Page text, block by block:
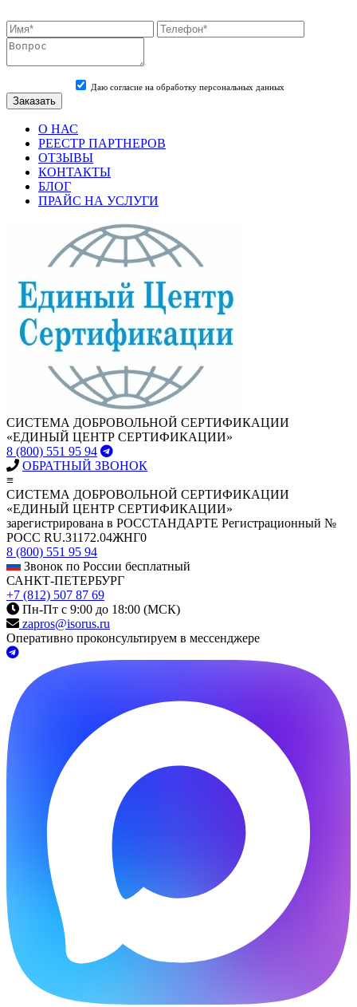
Даю согласие на обработку персональных данных
О НАС
РЕЕСТР ПАРТНЕРОВ
ОТЗЫВЫ
КОНТАКТЫ
БЛОГ
ПРАЙС НА УСЛУГИ
СИСТЕМА ДОБРОВОЛЬНОЙ СЕРТИФИКАЦИИ
«ЕДИНЫЙ ЦЕНТР СЕРТИФИКАЦИИ»
8 (800) 551 95 94
ОБРАТНЫЙ ЗВОНОК
≡
СИСТЕМА ДОБРОВОЛЬНОЙ СЕРТИФИКАЦИИ
«ЕДИНЫЙ ЦЕНТР СЕРТИФИКАЦИИ»
зарегистрирована в РОССТАНДАРТЕ Регистрационный №
РОСС RU.З1172.04ЖНГ0
8 (800) 551 95 94
Звонок по России бесплатный
САНКТ-ПЕТЕРБУРГ
+7 (812) 507 87 69
Пн-Пт с 9:00 до 18:00 (МСК)
zapros@isorus.ru
Оперативно проконсультируем в мессенджере